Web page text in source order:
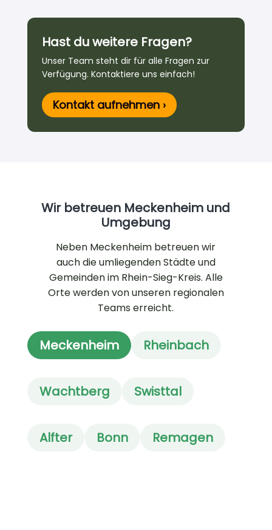
Hast du weitere Fragen?
Unser Team steht dir für alle Fragen zur
Verfügung. Kontaktiere uns einfach!
Kontakt aufnehmen ›
Wir betreuen Meckenheim und
Umgebung
Neben Meckenheim betreuen wir
auch die umliegenden Städte und
Gemeinden im Rhein-Sieg-Kreis. Alle
Orte werden von unseren regionalen
Teams erreicht.
Meckenheim Rheinbach
Wachtberg Swisttal
Alfter Bonn Remagen